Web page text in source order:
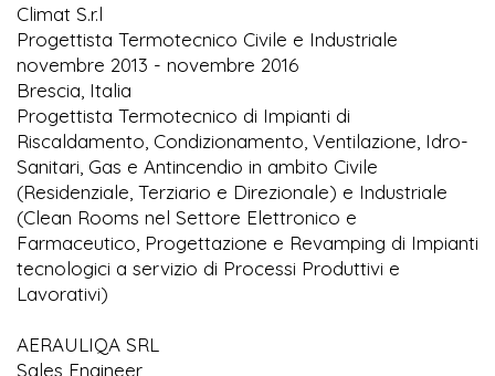
Climat S.r.l
Progettista Termotecnico Civile e Industriale
novembre 2013 - novembre 2016
Brescia, Italia
Progettista Termotecnico di Impianti di
Riscaldamento, Condizionamento, Ventilazione, Idro-
Sanitari, Gas e Antincendio in ambito Civile
(Residenziale, Terziario e Direzionale) e Industriale
(Clean Rooms nel Settore Elettronico e
Farmaceutico, Progettazione e Revamping di Impianti
tecnologici a servizio di Processi Produttivi e
Lavorativi)
AERAULIQA SRL
Sales Engineer